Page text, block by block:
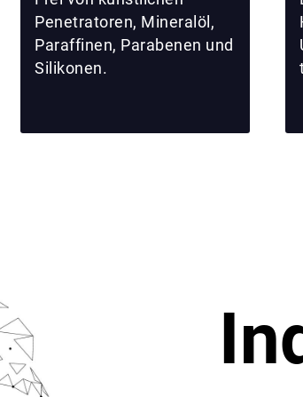
Penetratoren, Mineralöl,
Paraffinen, Parabenen und
Silikonen.